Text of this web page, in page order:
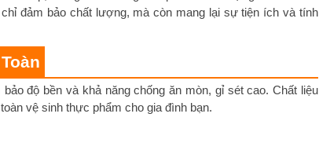
đảm bảo chất lượng, mà còn mang lại sự tiện ích và tính
độ bền và khả năng chống ăn mòn, gỉ sét cao. Chất liệu
vệ sinh thực phẩm cho gia đình bạn.